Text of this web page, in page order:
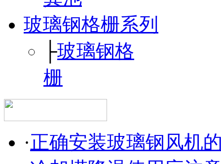
玻璃钢格栅系列
├玻璃钢格
栅
·正确安装玻璃钢风机